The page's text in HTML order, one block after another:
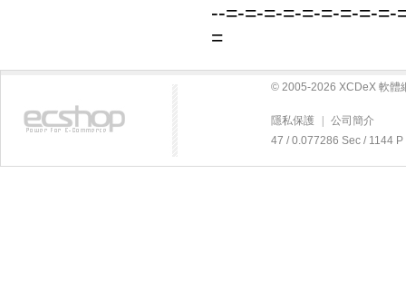
--=-=-=-=-=-=-=-=-=-
=
© 2005-2026 XCDeX 軟體
隱私保護
公司簡介
47 / 0.077286 Sec / 1144